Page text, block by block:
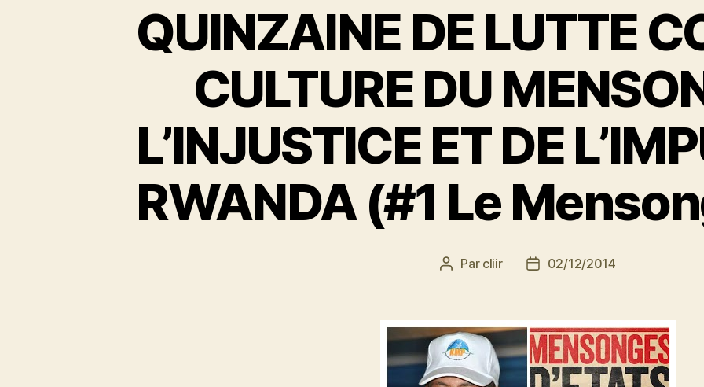
QUINZAINE DE LUTTE
CULTURE DU
L’INJUSTICE ET DE
RWANDA (#1 Le
Auteur
Par cliir
Date02/12/2014